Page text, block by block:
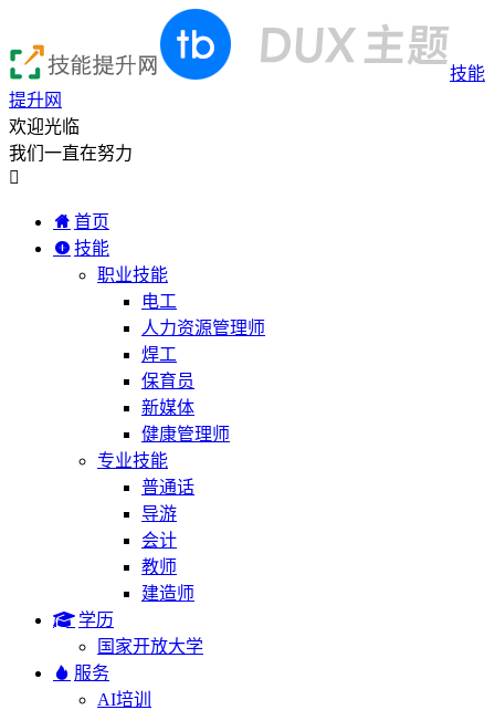
技能
提升网
欢迎光临
我们一直在努力

首页
技能
职业技能
电工
人力资源管理师
焊工
保育员
新媒体
健康管理师
专业技能
普通话
导游
会计
教师
建造师
学历
国家开放大学
服务
AI培训